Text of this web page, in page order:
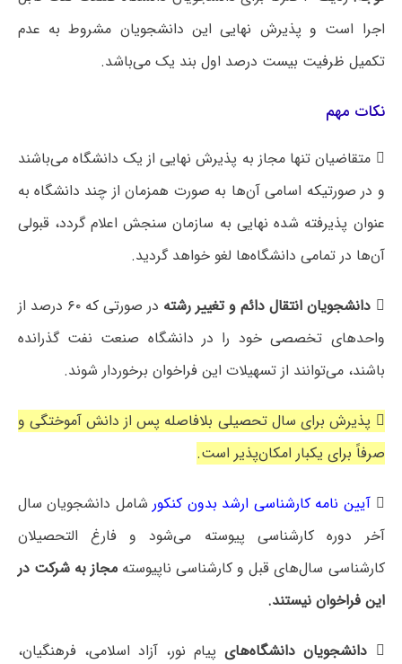
اجرا است و پذیرش نهایی این دانشجویان مشروط به‌ عدم
تکمیل ظرفیت بیست درصد اول بند یک می‌باشد.
نکات مهم
 متقاضیان تنها مجاز به پذیرش نهایی از یک دانشگاه می‌باشند
و در صورتیکه اسامی آن‌ها به صورت همزمان از چند دانشگاه به
عنوان پذیرفته شده نهایی به سازمان سنجش اعلام گردد، قبولی
آن‌ها در تمامی دانشگاه‌ها لغو خواهد گردید.
 دانشجویان انتقال دائم و تغییر رشته
در صورتی که ۶۰ درصد از
واحدهای تخصصی خود را در دانشگاه صنعت نفت گذرانده
باشند، می‌توانند از تسهیلات این فراخوان برخوردار شوند.
 پذیرش برای سال تحصیلی بلافاصله پس از دانش آموختگی و
صرفاً برای یکبار امکان‌پذیر است.
 آیین نامه کارشناسی ارشد بدون کنکورشامل دانشجویان سال
آخر دوره کارشناسی پیوسته می‌شود و فارغ التحصیلان
کارشناسی سال‌های قبل و کارشناسی ناپیوستهمجاز به شرکت در
این فراخوان نیستند.
 دانشجویان دانشگاه‌هایپیام نور، آزاد اسلامی، فرهنگیان،